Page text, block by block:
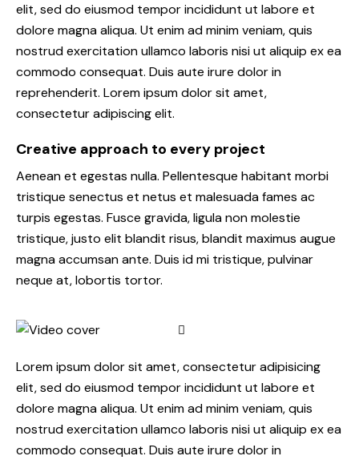
elit, sed do eiusmod tempor incididunt ut labore et
dolore magna aliqua. Ut enim ad minim veniam, quis
nostrud exercitation ullamco laboris nisi ut aliquip ex ea
commodo consequat. Duis aute irure dolor in
reprehenderit. Lorem ipsum dolor sit amet,
consectetur adipiscing elit.
Creative approach to every project
Aenean et egestas nulla. Pellentesque habitant morbi
tristique senectus et netus et malesuada fames ac
turpis egestas. Fusce gravida, ligula non molestie
tristique, justo elit blandit risus, blandit maximus augue
magna accumsan ante. Duis id mi tristique, pulvinar
neque at, lobortis tortor.
Lorem ipsum dolor sit amet, consectetur adipisicing
elit, sed do eiusmod tempor incididunt ut labore et
dolore magna aliqua. Ut enim ad minim veniam, quis
nostrud exercitation ullamco laboris nisi ut aliquip ex ea
commodo consequat. Duis aute irure dolor in